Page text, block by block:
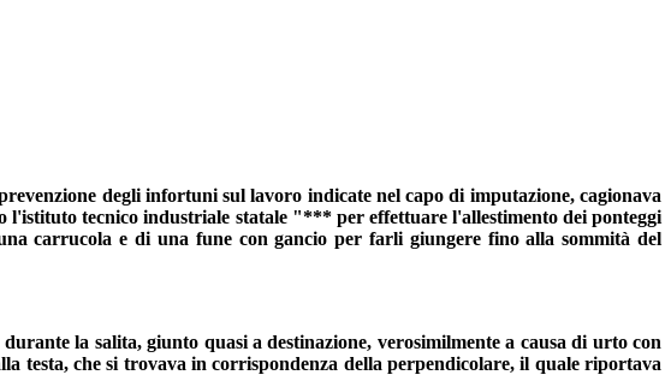
degli infortuni sul lavoro indicate nel capo di imputazione, cagionava
tecnico industriale statale "*** per effettuare l'allestimento dei ponteggi
carrucola e di una fune con gancio per farli giungere fino alla sommità del
la salita, giunto quasi a destinazione, verosimilmente a causa di urto con
testa, che si trovava in corrispondenza della perpendicolare, il quale riportava